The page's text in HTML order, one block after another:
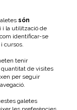
són
i la utilització de
identificar-se
cursos.
tenir
quantitat de visites
per seguir
galetes